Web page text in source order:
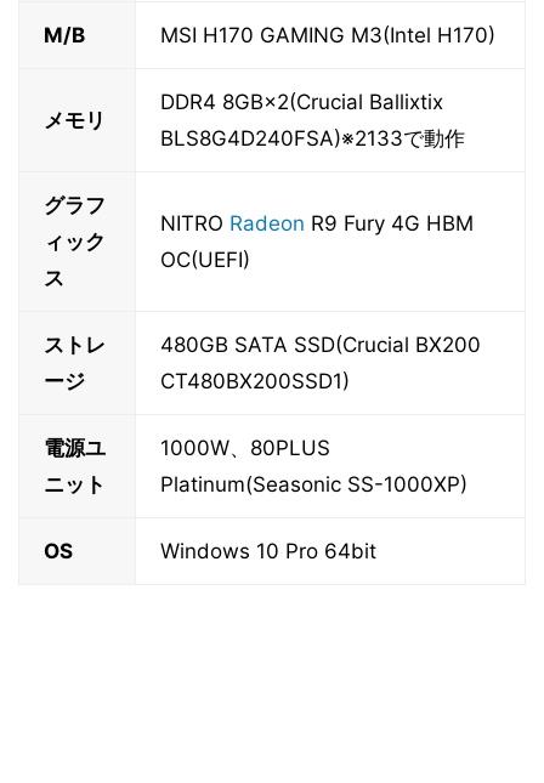
M/B MSI H170 GAMING M3(Intel H170)
メモリ
DDR4 8GB×2(Crucial Ballixtix
BLS8G4D240FSA)※2133で動作
グラフ
ィック
ス
NITRO Radeon R9 Fury 4G HBM
OC(UEFI)
ストレ
ージ
480GB SATA SSD(Crucial BX200
CT480BX200SSD1)
電源ユ
ニット
1000W、80PLUS
Platinum(Seasonic SS-1000XP)
OS Windows 10 Pro 64bit